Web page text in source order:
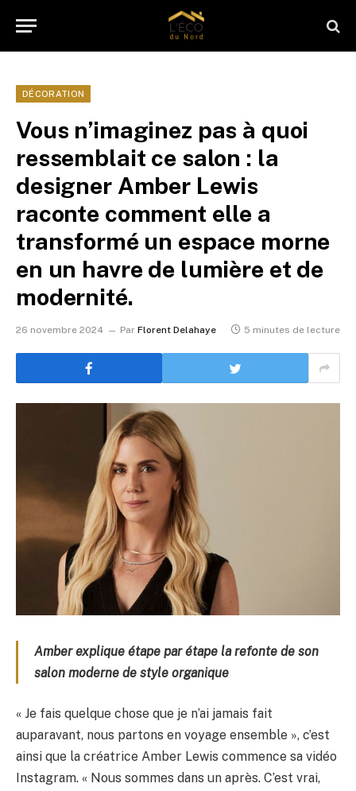
DÉCORATION
Vous n’imaginez pas à quoi
ressemblait ce salon : la
designer Amber Lewis
raconte comment elle a
transformé un espace morne
en un havre de lumière et de
modernité.
26 novembre 2024 Par Florent Delahaye 5 minutes de lecture
Amber explique étape par étape la refonte de son
salon moderne de style organique
« Je fais quelque chose que je n’ai jamais fait
auparavant, nous partons en voyage ensemble », c’est
ainsi que la créatrice Amber Lewis commence sa vidéo
Instagram. « Nous sommes dans un après. C’est vrai,